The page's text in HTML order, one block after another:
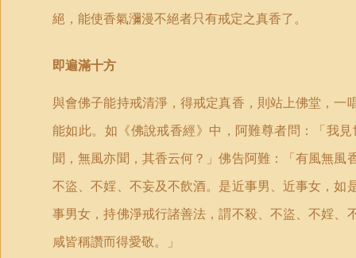
絕，能使香氣瀰漫不絕者只有戒定之真香了。
即遍滿十方
與會佛子能持戒清淨，得戒定真香，則站上佛堂，
能如此。如《佛說戒香經》中，阿難尊者問：「我
聞，無風亦聞，其香云何？」佛告阿難：「有風無
不盜、不婬、不妄及不飲酒。是近事男、近事女，
事男女，持佛淨戒行諸善法，謂不殺、不盜、不婬
咸皆稱讚而得愛敬。」